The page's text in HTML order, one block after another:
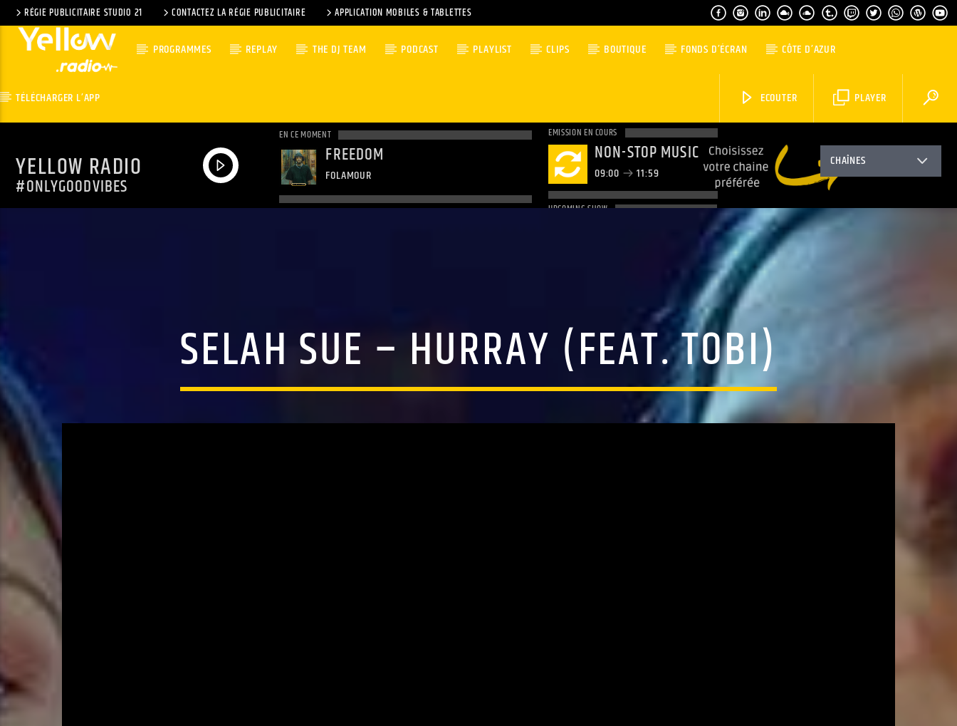
RÉGIE PUBLICITAIRE STUDIO 21 CONTACTEZ LA RÉGIE PUBLICITAIRE APPLICATION MOBILES & TABLETTES
PROGRAMMES REPLAY THE DJ TEAM PODCAST PLAYLIST CLIPS BOUTIQUE FONDS D’ÉCRAN CÔTE D’AZUR
TÉLÉCHARGER L’APP PLAYER
ECOUTER
YELLOW RADIO
#ONLYGOODVIBES
EN CE MOMENT
FREEDOM
FOLAMOUR
EMISSION EN COURS
NON-STOP MUSIC
09:00 11:59
UPCOMING SHOW
CHAÎNES
SELAH SUE – HURRAY (FEAT. TOBI)